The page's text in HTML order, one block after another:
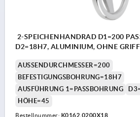
2-SPEICHENHANDRAD D1=200
D2=18H7, ALUMINIUM, OHNE GRIFF
AUSSENDURCHMESSER=200
BEFESTIGUNGSBOHRUNG=18H7
AUSFÜHRUNG 1=PASSBOHRUNG
HÖHE=45
Bestellnummer: K0162.0200X18